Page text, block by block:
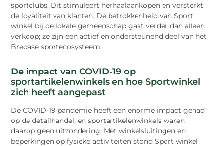
sportclubs. Dit stimuleert herhaalaankopen en versterkt
de loyaliteit van klanten. De betrokkenheid van Sport
winkel bij de lokale gemeenschap gaat verder dan alleen
verkoop; ze zijn een actief en ondersteunend deel van het
Bredase sportecosysteem.
De impact van COVID-19 op
sportartikelenwinkels en hoe Sportwinkel
zich heeft aangepast
De COVID-19 pandemie heeft een enorme impact gehad
op de detailhandel, en sportartikelenwinkels waren
daarop geen uitzondering. Met winkelsluitingen en
beperkingen op fysieke activiteiten stond Sport winkel